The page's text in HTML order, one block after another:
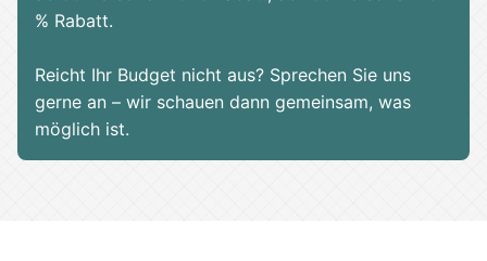
% Rabatt.
Reicht Ihr Budget nicht aus? Sprechen Sie uns
gerne an – wir schauen dann gemeinsam, was
möglich ist.